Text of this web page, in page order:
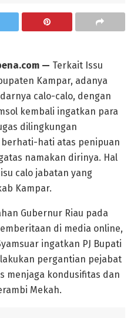
— Terkait Issu
Kampar, adanya
calo-calo, dengan
kembali ingatkan para
dilingkungan
hati atas penipuan
namakan dirinya. Hal
calo jabatan yang
Kampar.
Gubernur Riau pada
di media online,
ingatkan PJ Bupati
pergantian pejabat
menjaga kondusifitas dan
Mekah.